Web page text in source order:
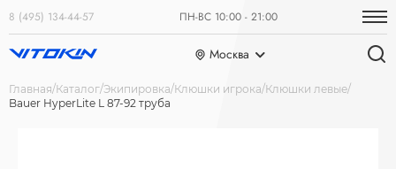
8 (495) 134-44-57 ПН-ВС 10:00 - 21:00
Москва
Главная Каталог Экипировка Клюшки игрока Клюшки левые
Bauer HyperLite L 87-92 труба